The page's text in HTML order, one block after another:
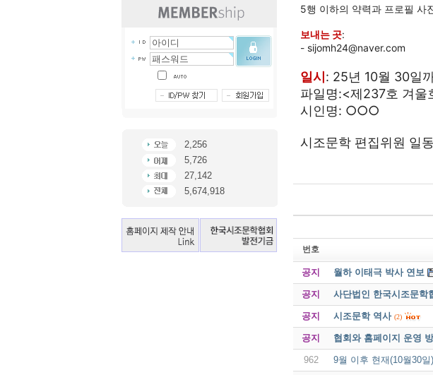
2,256
5,726
27,142
5,674,918
5행 이하의 약력과 프로필 사
보내는 곳:
- sijomh24@naver.com
일시 : 25년 10월 30일
파일명:<제237호 겨울
시인명: ○○○
시조문학 편집위원 일동
번호
공지 월하 이태극 박사 연보
공지 사단법인 한국시조문학
공지 시조문학 역사 (2)
공지 협회와 홈페이지 운영
962 9월 이후 현재(10월30